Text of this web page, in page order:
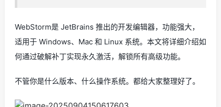
WebStorm是 JetBrains 推出的开发编辑器，功能强大，
适用于 Windows、Mac 和 Linux 系统。本文将详细介绍如
何通过破解补丁实现永久激活，解锁所有高级功能。
不管你是什么版本、什么操作系统。都给大家整理好了。